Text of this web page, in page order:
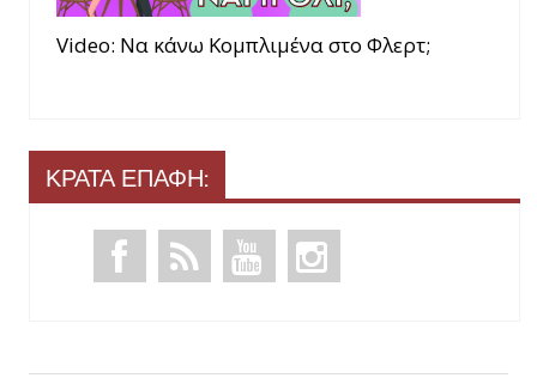
Video: Να κάνω Κομπλιμένα στο Φλερτ;
ΚΡΑΤΑ ΕΠΑΦΗ: